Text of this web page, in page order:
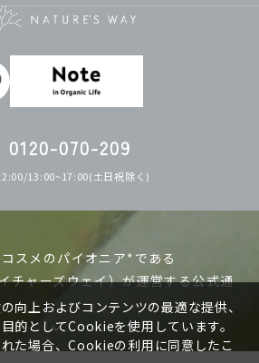
0120-070-209
13:00~17:00(土日祝除く)
スメのパイオニア*である
チャーズウェイ）が運営する公式通
製品は日本で作る、日本人の肌に
向上およびコンテンツの最適な提供、
的としてCookieを使用しています。
た場合、Cookieの利用に同意したこ